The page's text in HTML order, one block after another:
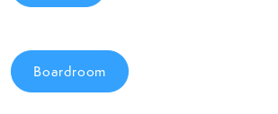
Boardroom